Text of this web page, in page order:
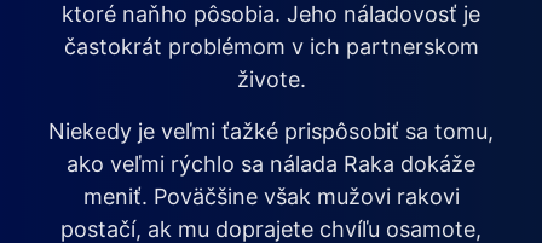
ktoré naňho pôsobia. Jeho náladovosť je
častokrát problémom v ich partnerskom
živote.
Niekedy je veľmi ťažké prispôsobiť sa tomu,
ako veľmi rýchlo sa nálada Raka dokáže
meniť. Poväčšine však mužovi rakovi
postačí, ak mu doprajete chvíľu osamote,